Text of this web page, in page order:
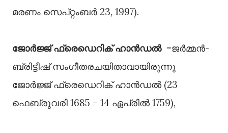
മരണം സെപ്റ്റംബർ 23, 1997).
ജോർജ്ജ് ഫ്രെഡെറിക് ഹാൻഡൽ=ജർമ്മൻ-
ബ്രിട്ടീഷ് സംഗീതരചയിതാവായിരുന്നു
ജോർജ്ജ് ഫ്രെഡെറിക് ഹാൻഡൽ (23
ഫെബ്രുവരി 1685 – 14 ഏപ്രിൽ 1759),